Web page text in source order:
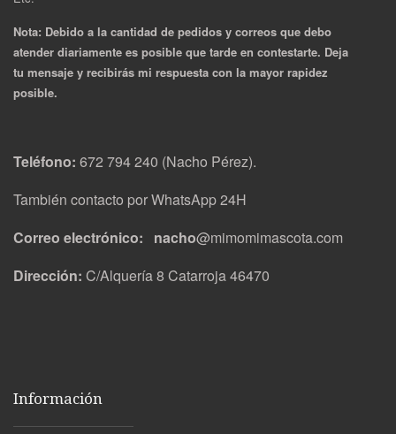
Nota: Debido a la cantidad de pedidos y correos que debo
atender diariamente es posible que tarde en contestarte. Deja
tu mensaje y recibirás mi respuesta con la mayor rapidez
posible.
Teléfono: 672 794 240 (Nacho Pérez).
También contacto por WhatsApp 24H
Correo electrónico: nacho@mimomimascota.com
Dirección: C/Alquería 8 Catarroja 46470
Información